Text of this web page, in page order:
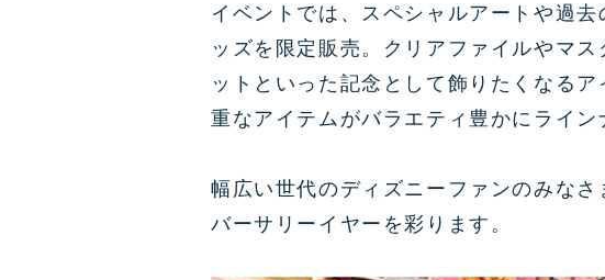
イベントでは、スペシャルアートや過
ッズを限定販売。クリアファイルやマ
ットといった記念として飾りたくなる
重なアイテムがバラエティ豊かにライン
幅広い世代のディズニーファンのみな
バーサリーイヤーを彩ります。